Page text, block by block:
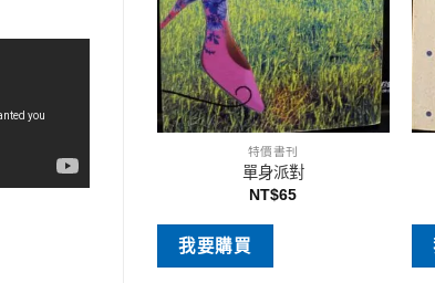
特價書刊
單身派對
NT$65
我要購買
使的傷痕